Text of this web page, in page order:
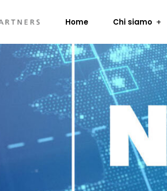
Home Chi siamo